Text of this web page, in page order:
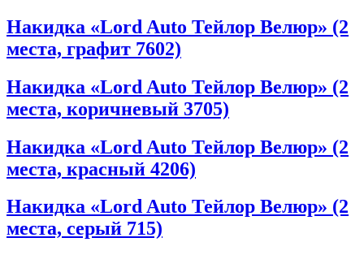
Накидка «Lord Auto Тейлор Велюр» (2
места, графит 7602)
Накидка «Lord Auto Тейлор Велюр» (2
места, коричневый 3705)
Накидка «Lord Auto Тейлор Велюр» (2
места, красный 4206)
Накидка «Lord Auto Тейлор Велюр» (2
места, серый 715)